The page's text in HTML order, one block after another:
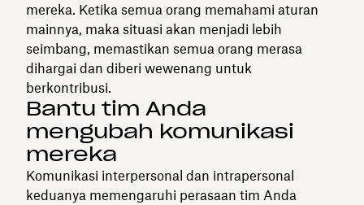
mereka. Ketika semua orang memahami aturan
mainnya, maka situasi akan menjadi lebih
seimbang, memastikan semua orang merasa
dihargai dan diberi wewenang untuk
berkontribusi.
Bantu tim Anda
mengubah komunikasi
mereka
Komunikasi interpersonal dan intrapersonal
keduanya memengaruhi perasaan tim Anda